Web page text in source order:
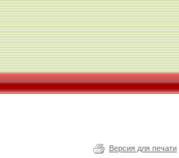
Версия для печати